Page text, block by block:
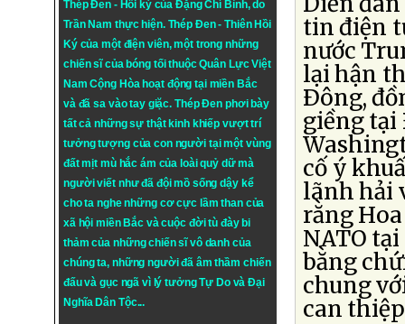
Thép Đen - Hồi ký của Đặng Chí Bình, do
Trần Nam thực hiện. Thép Đen- Thiên Hồi
Ký của một điện viên, một trong những
chiến sĩ của bóng tối thuộc Quân Lực Việt
Nam Cộng Hòa hoạt động tại miền Bắc
và đã sa vào tay giặc. Thép Đen phơi bày
tất cả những sự thật kinh khiếp vượt trí
tưởng tượng của con người tại một vùng
đất mịt mù hắc ám của loài quỷ dữ mà
người viết như đã đội mồ sống dậy kể
cho ta nghe những cơ cực lầm than của
xã hội miền Bắc và cuộc đời tù đày bi
thảm của những chiến sĩ vô danh của
chúng ta, những người đã âm thầm chiến
đấu và gục ngã vì lý tưởngTự DovàĐại
Nghĩa Dân Tộc...
tin điện
nước
lại hận
Ðông,
giềng tại
cố ý
lãnh hải
rằng
NATO
bằng
chung
can